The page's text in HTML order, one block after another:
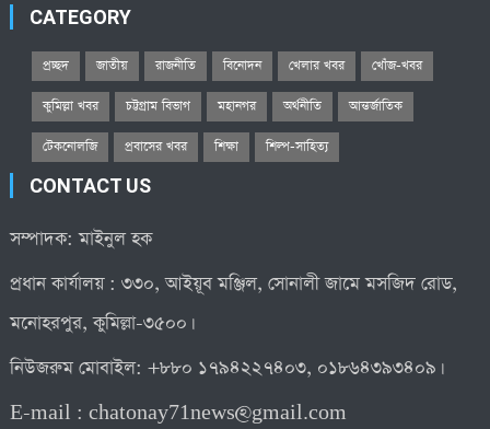
CATEGORY
প্রচ্ছদ জাতীয় রাজনীতি বিনোদন খেলার খবর খোঁজ-খবর
কুমিল্লা খবর চট্টগ্রাম বিভাগ মহানগর অর্থনীতি আন্তর্জাতিক
টেকনোলজি প্রবাসের খবর শিক্ষা শিল্প-সাহিত্য
CONTACT US
সম্পাদক: মাইনুল হক
প্রধান কার্যালয় : ৩৩০, আইয়ূব মঞ্জিল, সোনালী জামে মসজিদ রোড,
মনোহরপুর, কুমিল্লা-৩৫০০।
নিউজরুম মোবাইল: +৮৮০ ১৭৯৪২২৭৪০৩, ০১৮৬৪৩৯৩৪০৯।
E-mail :chatonay71news@gmail.com